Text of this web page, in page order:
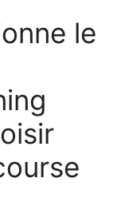
le